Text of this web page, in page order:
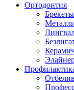
Ортодонтия